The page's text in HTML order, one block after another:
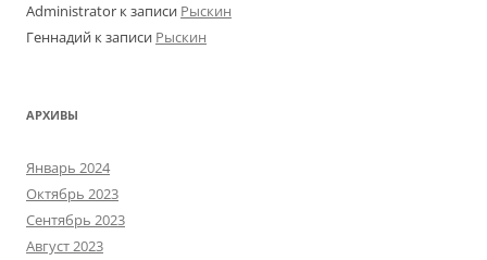
Administrator к записи Рыскин
Геннадий к записи Рыскин
АРХИВЫ
Январь 2024
Октябрь 2023
Сентябрь 2023
Август 2023